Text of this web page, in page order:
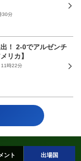
30分
！ 2-0でアルゼンチ
リカ】
時22分
ント 出場国